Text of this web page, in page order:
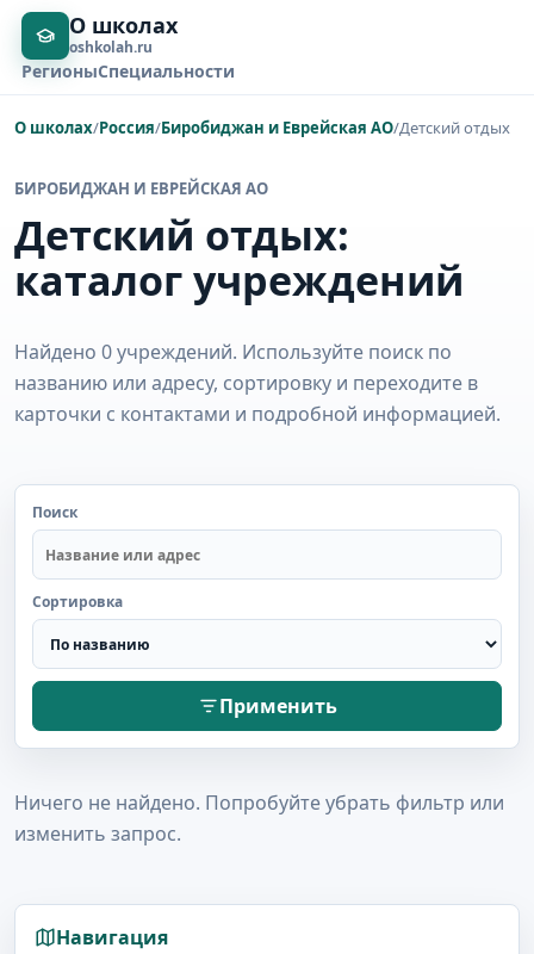
О школах
oshkolah.ru
РегионыСпециальности
О школах/Россия/Биробиджан и Еврейская АО/Детский отдых
БИРОБИДЖАН И ЕВРЕЙСКАЯ АО
Детский отдых:
каталог учреждений
Найдено 0 учреждений. Используйте поиск по
названию или адресу, сортировку и переходите в
карточки с контактами и подробной информацией.
Поиск
Сортировка
Применить
Ничего не найдено. Попробуйте убрать фильтр или
изменить запрос.
Навигация